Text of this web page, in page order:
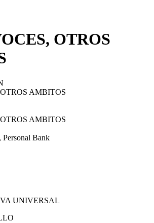
OTROS
UNIVERSAL